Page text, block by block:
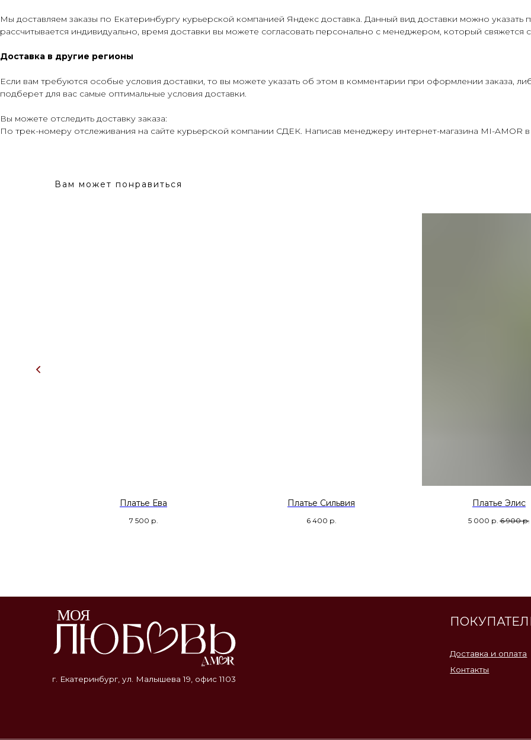
Мы доставляем заказы по Екатеринбургу курьерской компанией Яндекс доставка. Данный вид доставки можно указать
рассчитывается индивидуально, время доставки вы можете согласовать персонально с менеджером, который свяжется
Доставка в другие регионы
Если вам требуются особые условия доставки, то вы можете указать об этом в комментарии при оформлении заказа,
подберет для вас самые оптимальные условия доставки.
Вы можете отследить доставку заказа:
По трек-номеру отслеживания на сайте курьерской компании СДЕК. Написав менеджеру интернет-магазина MI-AMOR
Вам может понравиться
Платье Ева
7 500 р.
Платье Сильвия
6 400 р.
Платье Элис
5 000 р. 6 900 р.
Доставка и оплата
© MIAMOR.STORE / 2026